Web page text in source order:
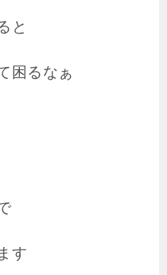
と
困るなぁ
す